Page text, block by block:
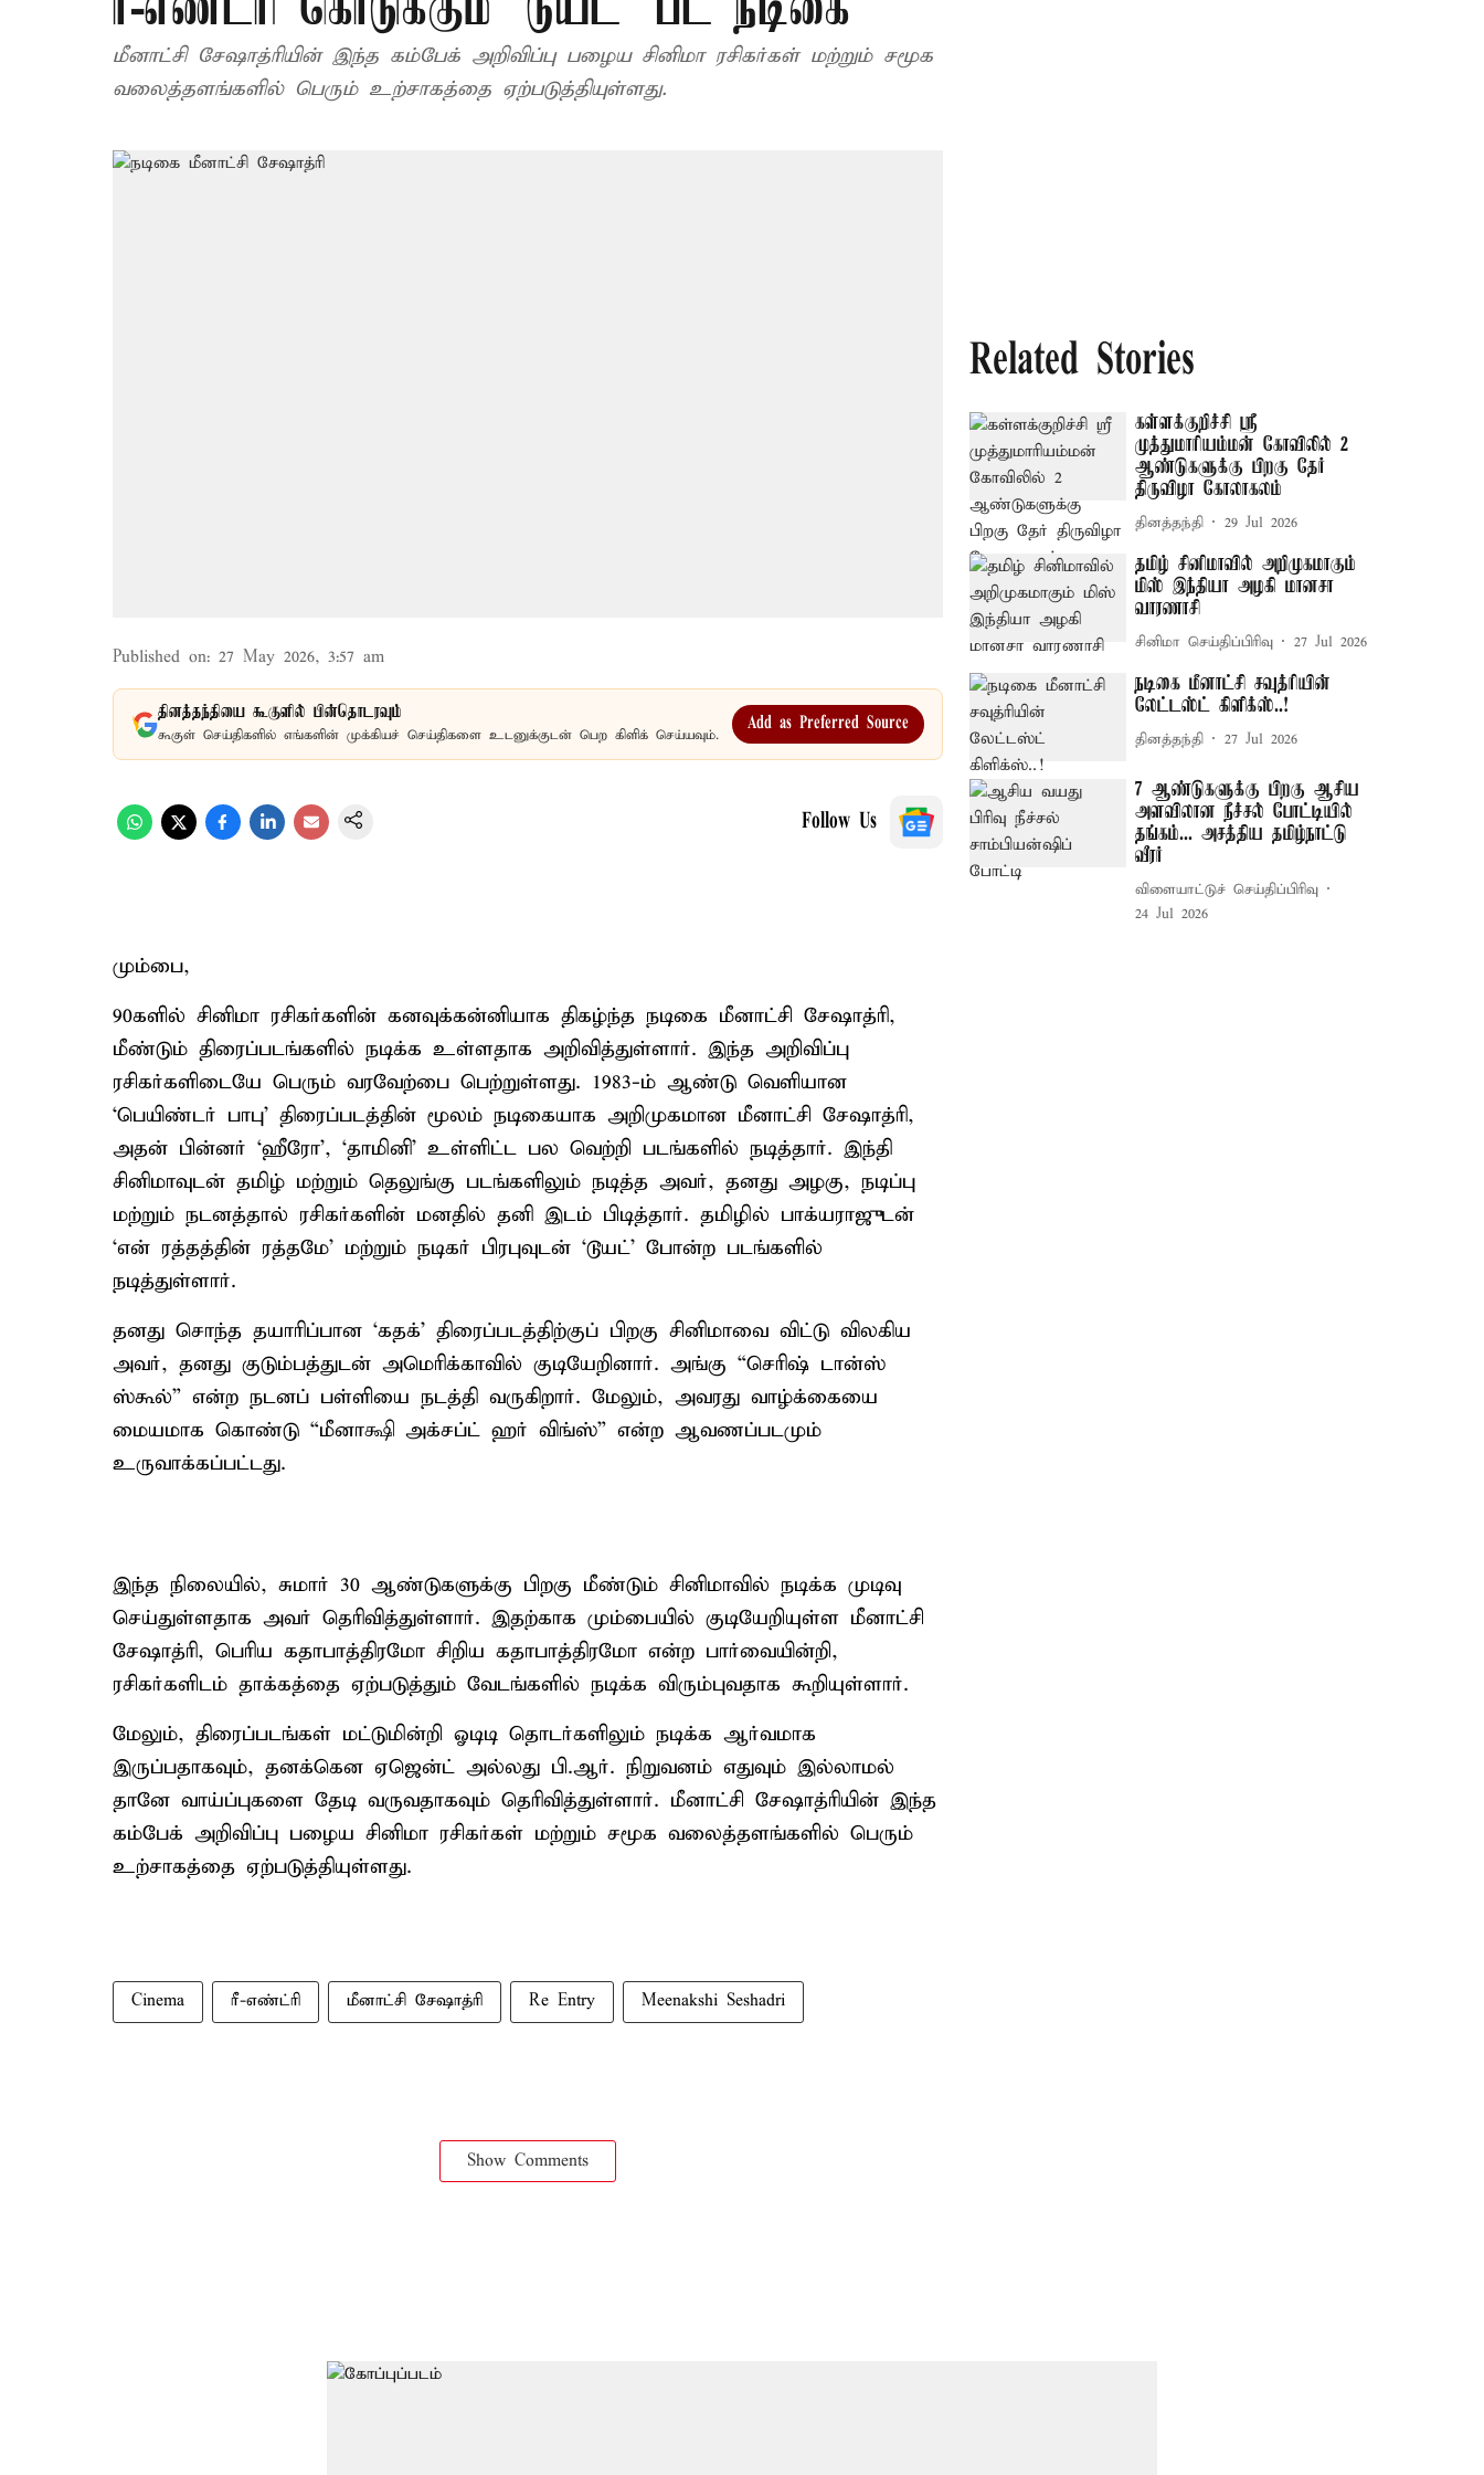
மீனாட்சி சேஷாத்ரியின் இந்த கம்பேக் அறிவிப்பு பழைய சினிமா ரசிகர்கள் மற்றும் சமூக
வலைத்தளங்களில் பெரும் உற்சாகத்தை ஏற்படுத்தியுள்ளது.
Published on: 27 May 2026, 3:57 am
தினத்தந்தியை கூகுளில் பின்தொடரவும்
கூகுள் செய்திகளில் எங்களின் முக்கியச் செய்திகளை உடனுக்குடன் பெற கிளிக் செய்யவும்.
Add as Preferred Source
Follow Us
மும்பை,
90களில் சினிமா ரசிகர்களின் கனவுக்கன்னியாக திகழ்ந்த நடிகை மீனாட்சி சேஷாத்ரி,
மீண்டும் திரைப்படங்களில் நடிக்க உள்ளதாக அறிவித்துள்ளார். இந்த அறிவிப்பு
ரசிகர்களிடையே பெரும் வரவேற்பை பெற்றுள்ளது. 1983-ம் ஆண்டு வெளியான
‘பெயிண்டர் பாபு’ திரைப்படத்தின் மூலம் நடிகையாக அறிமுகமான மீனாட்சி சேஷாத்ரி,
அதன் பின்னர் ‘ஹீரோ’, ‘தாமினி’ உள்ளிட்ட பல வெற்றி படங்களில் நடித்தார். இந்தி
சினிமாவுடன் தமிழ் மற்றும் தெலுங்கு படங்களிலும் நடித்த அவர், தனது அழகு, நடிப்பு
மற்றும் நடனத்தால் ரசிகர்களின் மனதில் தனி இடம் பிடித்தார். தமிழில் பாக்யராஜுடன்
‘என் ரத்தத்தின் ரத்தமே’ மற்றும் நடிகர் பிரபுவுடன் ‘டூயட்’ போன்ற படங்களில்
நடித்துள்ளார்.
தனது சொந்த தயாரிப்பான ‘கதக்’ திரைப்படத்திற்குப் பிறகு சினிமாவை விட்டு விலகிய
அவர், தனது குடும்பத்துடன் அமெரிக்காவில் குடியேறினார். அங்கு “செரிஷ் டான்ஸ்
ஸ்கூல்” என்ற நடனப் பள்ளியை நடத்தி வருகிறார். மேலும், அவரது வாழ்க்கையை
மையமாக கொண்டு “மீனாக்ஷி அக்சப்ட் ஹர் விங்ஸ்” என்ற ஆவணப்படமும்
உருவாக்கப்பட்டது.
இந்த நிலையில், சுமார் 30 ஆண்டுகளுக்கு பிறகு மீண்டும் சினிமாவில் நடிக்க முடிவு
செய்துள்ளதாக அவர் தெரிவித்துள்ளார். இதற்காக மும்பையில் குடியேறியுள்ள மீனாட்சி
சேஷாத்ரி, பெரிய கதாபாத்திரமோ சிறிய கதாபாத்திரமோ என்ற பார்வையின்றி,
ரசிகர்களிடம் தாக்கத்தை ஏற்படுத்தும் வேடங்களில் நடிக்க விரும்புவதாக கூறியுள்ளார்.
மேலும், திரைப்படங்கள் மட்டுமின்றி ஓடிடி தொடர்களிலும் நடிக்க ஆர்வமாக
இருப்பதாகவும், தனக்கென ஏஜென்ட் அல்லது பி.ஆர். நிறுவனம் எதுவும் இல்லாமல்
தானே வாய்ப்புகளை தேடி வருவதாகவும் தெரிவித்துள்ளார். மீனாட்சி சேஷாத்ரியின் இந்த
கம்பேக் அறிவிப்பு பழைய சினிமா ரசிகர்கள் மற்றும் சமூக வலைத்தளங்களில் பெரும்
உற்சாகத்தை ஏற்படுத்தியுள்ளது.
Cinema ரீ-எண்ட்ரி மீனாட்சி சேஷாத்ரி Re Entry Meenakshi Seshadri
Show Comments
Related Stories
கள்ளக்குறிச்சி ஸ்ரீ
முத்துமாரியம்மன் கோவிலில் 2
ஆண்டுகளுக்கு பிறகு தேர்
திருவிழா கோலாகலம்
தினத்தந்தி 29 Jul 2026
தமிழ் சினிமாவில் அறிமுகமாகும்
மிஸ் இந்தியா அழகி மானசா
வாரணாசி
சினிமா செய்திப்பிரிவு 27 Jul 2026
நடிகை மீனாட்சி சவுத்ரியின்
லேட்டஸ்ட் கிளிக்ஸ்..!
தினத்தந்தி 27 Jul 2026
7 ஆண்டுகளுக்கு பிறகு ஆசிய
அளவிலான நீச்சல் போட்டியில்
தங்கம்... அசத்திய தமிழ்நாட்டு
வீரர்
விளையாட்டுச் செய்திப்பிரிவு
24 Jul 2026